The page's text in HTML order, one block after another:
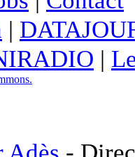
|
|